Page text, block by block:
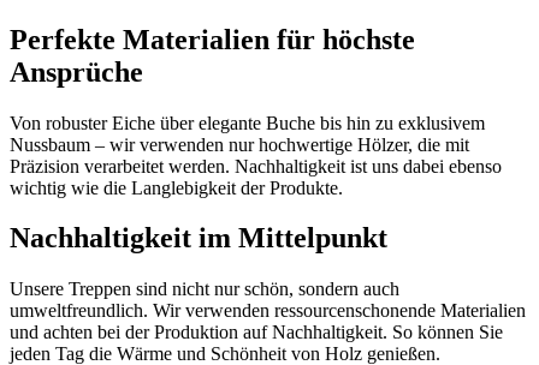
Perfekte Materialien für höchste
Ansprüche
Von robuster Eiche über elegante Buche bis hin zu exklusivem
Nussbaum – wir verwenden nur hochwertige Hölzer, die mit
Präzision verarbeitet werden. Nachhaltigkeit ist uns dabei ebenso
wichtig wie die Langlebigkeit der Produkte.
Nachhaltigkeit im Mittelpunkt
Unsere Treppen sind nicht nur schön, sondern auch
umweltfreundlich. Wir verwenden ressourcenschonende Materialien
und achten bei der Produktion auf Nachhaltigkeit. So können Sie
jeden Tag die Wärme und Schönheit von Holz genießen.